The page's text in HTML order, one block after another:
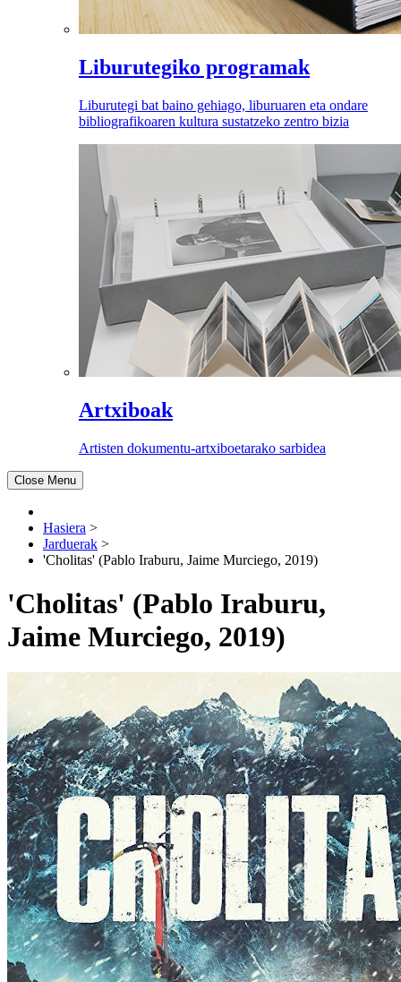
Liburutegiko programak
Liburutegi bat baino gehiago, liburuaren eta ondare
bibliografikoaren kultura sustatzeko zentro bizia
Artxiboak
Artisten dokumentu-artxiboetarako sarbidea
Close Menu
Hasiera >
Jarduerak >
'Cholitas' (Pablo Iraburu, Jaime Murciego, 2019)
'Cholitas' (Pablo Iraburu,
Jaime Murciego, 2019)